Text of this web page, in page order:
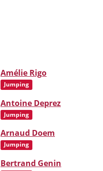
Amélie Rigo
Jumping
Antoine Deprez
Jumping
Arnaud Doem
Jumping
Bertrand Genin